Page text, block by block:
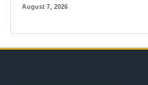
August 7, 2026